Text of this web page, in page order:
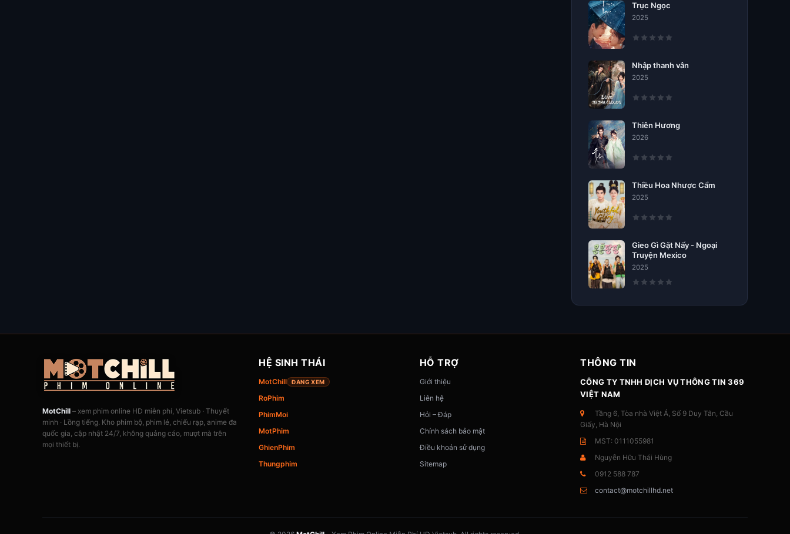
Trục Ngọc
2025
Nhập thanh vân
2025
Thiên Hương
2026
Thiều Hoa Nhược Cẩm
2025
Gieo Gì Gặt Nấy - Ngoại
Truyện Mexico
2025
MotChill – xem phim online HD miễn phí, Vietsub · Thuyết
minh · Lồng tiếng. Kho phim bộ, phim lẻ, chiếu rạp, anime đa
quốc gia, cập nhật 24/7, không quảng cáo, mượt mà trên
mọi thiết bị.
HỆ SINH THÁI
MotChill ĐANG XEM
RoPhim
PhimMoi
MotPhim
GhienPhim
Thungphim
HỖ TRỢ
Giới thiệu
Liên hệ
Hỏi – Đáp
Chính sách bảo mật
Điều khoản sử dụng
Sitemap
THÔNG TIN
CÔNG TY TNHH DỊCH VỤ THÔNG TIN 369
VIỆT NAM
Tầng 6, Tòa nhà Việt Á, Số 9 Duy Tân, Cầu
Giấy, Hà Nội
MST: 0111055981
Nguyễn Hữu Thái Hùng
0912 588 787
contact@motchillhd.net